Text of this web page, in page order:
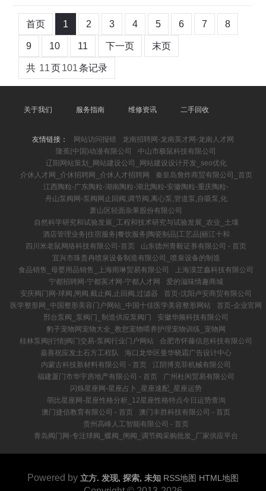
首页 1 2 3 4 5 6 7 8
9 10 11 下一页 末页
共 11页101条记录
关于我们 服务指南 维修资讯 二手回收
友情链接： 网站访问报错
龙南招聘网-龙南英才网-龙南人才网
隆蕉(中国)动漫有限公司
中山市极鼠科技有限公司
辽阳网站策划_网站建设公司_网站建设设计开发_seo优化
介休人才网_介休招聘网_介休人才招聘网
秦皇岛詹炸商贸有限公司_首页
江西陶粒-广东陶粒-湖南陶粒-湖北陶粒-安徽陶粒-重庆陶粒-
舟山泵阀网-泵阀网止回阀,调节阀,离心泵,管道泵,自吸泵,化
萧山区轻面杂果股份有限公司
自然科学研究和试验发展_工程和技术研究与试验发展_农业_土壤
酒店管理业务|住宿服务|餐饮服务|陶瓷制品|工艺品|丽江十和
四川米老鼠网络科技有限公司-首页
山东德州青毅证券有限公司 - 首页
宜兴市珠贵冉喷泉设备制造有限公司_喷泉设备的制造
食品销售_母婴用品销售_上海雨琳贸易有限公司
上海漠芷鑫科技有限公司
宁都招聘网-宁都英才网-宁都人才网
爱的滋味情趣商城
安庆阀门网-球阀,闸阀,截止阀,止回阀,过滤器
首页-沈阳卢安商贸有限公司
医学整形网_中国整形美容门户网站_中国十佳医学美容整形网站
首页-企业官网
邢台泵阀_泵阀门_制造供应泵阀门
安徽华频科技有限公司
豹子宠物网宠物大全_教您宠物喂养护理宠物训练_宠物网
桂林泵阀|行情|阀门交易-泵阀行业门户网站
合肥市怀藤信息科技有限公司
嘉善祝应发土石方工程队
海口龙华区曼华晓霜广告设计中心
内蒙古科技新材料有限公司 - 首页
江阴博克菲机械有限公司
福建厦门市华宇房地产有限公司 - 首页
广州杜闲贸易有限公司
闪烁星座网-星座占卜_星座速配_星座运势
萌比星座网-星座性格分析_12星座性格特点今日运势查询
澳门捷信教育有限公司 - 首页
澳门丰胜科技有限公司 - 首页
贵州高峰人工智能有限公司 - 首页
青岛阀门网-专注球阀_蝶阀_闸阀_调节阀采购批发_厂家供应平台
Powered by 立方. 发现, 探索, 未知 RSS地图 HTML地图